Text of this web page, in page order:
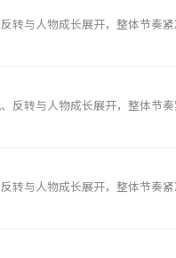
与人物成长展开，整体节奏紧
转与人物成长展开，整体节奏
与人物成长展开，整体节奏紧